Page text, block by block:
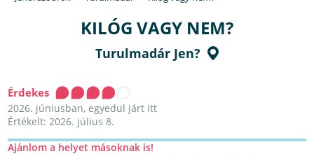
KILÓG VAGY NEM?
Turulmadár Jen?
Érdekes
2026. júniusban, egyedül járt itt
Értékelt: 2026. július 8.
Ajánlom a helyet másoknak is!